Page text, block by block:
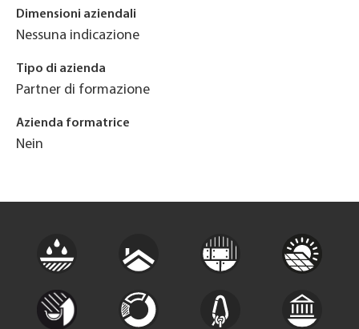
Dimensioni aziendali
Nessuna indicazione
Tipo di azienda
Partner di formazione
Azienda formatrice
Nein